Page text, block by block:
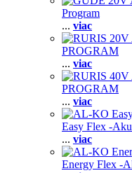
Program
... viac
PROGRAM
... viac
PROGRAM
... viac
Easy Flex -
... viac
Energy Flex -